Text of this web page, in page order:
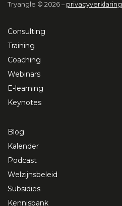
Tryangle © 2026 – privacyverklaring
Consulting
Training
Coaching
Webinars
E-learning
Keynotes
Blog
Kalender
Podcast
Welzijnsbeleid
Subsidies
Kennisbank